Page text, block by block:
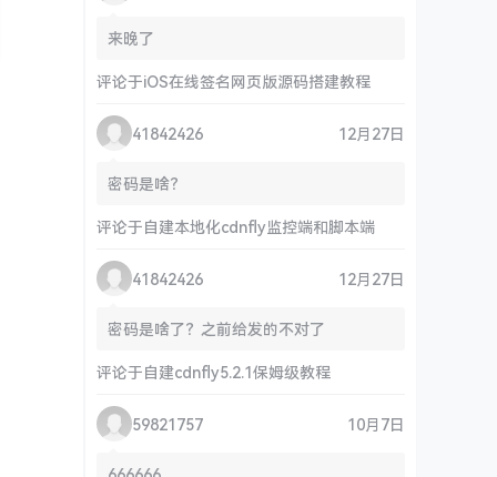
来晚了
评论于iOS在线签名网页版源码搭建教程
41842426 12月27日
密码是啥？
评论于自建本地化cdnfly监控端和脚本端
41842426 12月27日
密码是啥了？之前给发的不对了
评论于自建cdnfly5.2.1保姆级教程
59821757 10月7日